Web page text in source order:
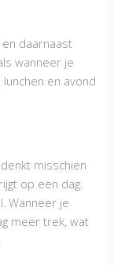
daarnaast
wanneer je
en avond
misschien
op een dag.
Wanneer je
meer trek, wat